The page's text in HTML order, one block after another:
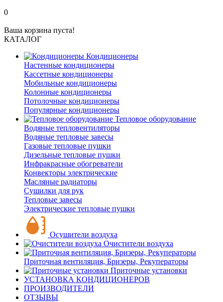
0
Ваша корзина пуста!
КАТАЛОГ
Кондиционеры
Настенные кондиционеры
Кассетные кондиционеры
Мобильные кондиционеры
Колонные кондиционеры
Потолочные кондиционеры
Популярные кондиционеры
Тепловое оборудование
Водяные тепловентиляторы
Водяные тепловые завесы
Газовые тепловые пушки
Дизельные тепловые пушки
Инфракрасные обогреватели
Конвекторы электрические
Масляные радиаторы
Сушилки для рук
Тепловые завесы
Электрические тепловые пушки
Осушители воздуха
Очистители воздуха
Приточная вентиляция, Бризеры, Рекуператоры
Приточные установки
УСТАНОВКА КОНДИЦИОНЕРОВ
ПРОИЗВОДИТЕЛИ
ОТЗЫВЫ